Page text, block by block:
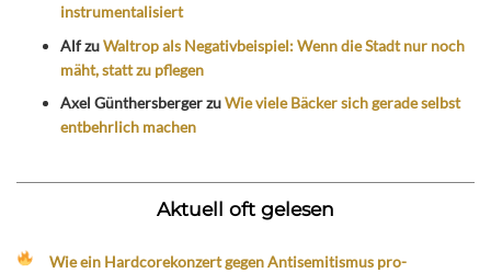
instrumentalisiert
AlfzuWaltrop als Negativbeispiel: Wenn die Stadt nur noch
mäht, statt zu pflegen
Axel GünthersbergerzuWie viele Bäcker sich gerade selbst
entbehrlich machen
Aktuell oft gelesen
Wie ein Hardcorekonzert gegen Antisemitismus pro-